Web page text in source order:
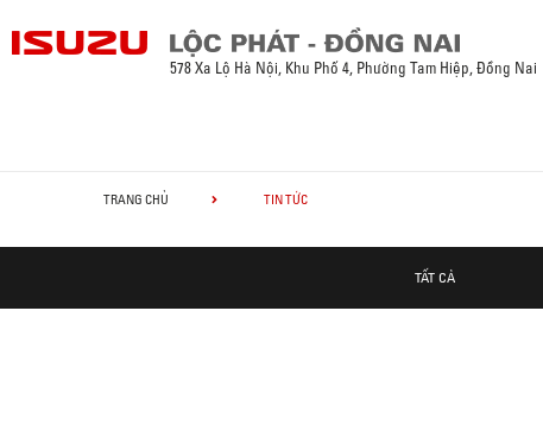
578 Xa Lộ Hà Nội, Khu Phố 4, Phường Tam Hiệp, Đồng Nai
TRANG CHỦ TIN TỨC
TẤT CẢ